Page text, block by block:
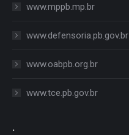
www.mppb.mp.br
www.defensoria.pb.gov.br
www.oabpb.org.br
www.tce.pb.gov.br
.